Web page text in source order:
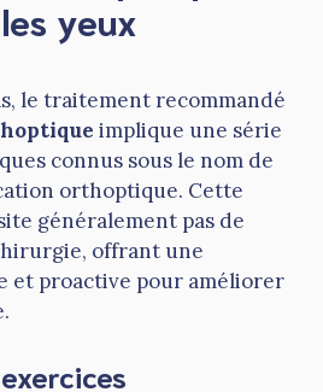
yeux
le traitement recommandé
implique une série
connus sous le nom de
orthoptique. Cette
généralement pas de
offrant une
et proactive pour améliorer